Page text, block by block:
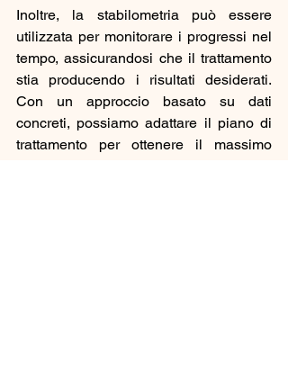
Inoltre, la stabilometria può essere
utilizzata per monitorare i progressi nel
tempo, assicurandosi che il trattamento
stia producendo i risultati desiderati.
Con un approccio basato su dati
concreti, possiamo adattare il piano di
trattamento per ottenere il massimo